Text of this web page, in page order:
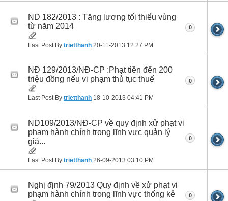
ND 182/2013 : Tăng lương tối thiểu vùng
từ năm 2014
Last Post By trietthanh 20-11-2013 12:27 PM
0
NĐ 129/2013/NĐ-CP :Phạt tiền đến 200
triệu đồng nếu vi phạm thủ tục thuế
Last Post By trietthanh 18-10-2013 04:41 PM
0
ND109/2013/NĐ-CP về quy định xử phạt vi
phạm hành chính trong lĩnh vực quản lý
giá...
Last Post By trietthanh 26-09-2013 03:10 PM
0
Nghị định 79/2013 Quy định về xử phạt vi
phạm hành chính trong lĩnh vực thống kê
0